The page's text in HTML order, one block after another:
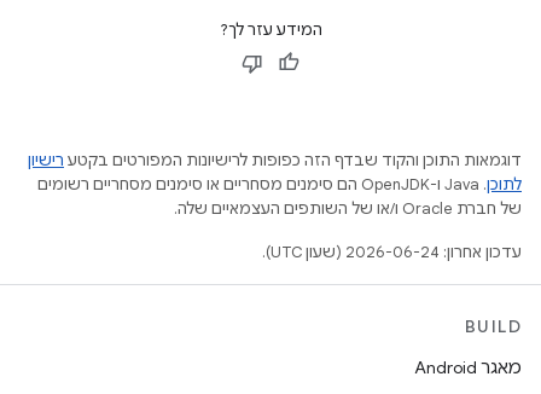
המידע עזר לך?
דוגמאות התוכן והקוד שבדף הזה כפופות לרישיונות המפורטים בקטע רישיון
לתוכן
.‏ Java ו-OpenJDK הם סימנים מסחריים או סימנים מסחריים רשומים
של חברת Oracle ו/או של השותפים העצמאיים שלה.
עדכון אחרון: 2026-06-24 (שעון UTC).
BUILD
מאגר Android